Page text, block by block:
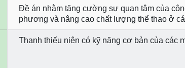
Đề án nhằm tăng cường sự quan tâm của
phương và nâng cao chất lượng thể thao ở
Thanh thiếu niên có kỹ năng cơ bản của các